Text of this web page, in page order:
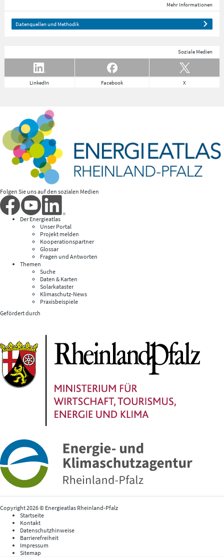
Mehr Informationen
Datenquellen und Methodik
Soziale Medien
LinkedIn Facebook X
Folgen Sie uns auf den sozialen Medien
Der Energieatlas
Unser Portal
Projekt melden
Kooperationspartner
Glossar
Fragen und Antworten
Themen
Suche
Daten & Karten
Solarkataster
Klimaschutz-News
Praxisbeispiele
Gefördert durch
Copyright 2026 © Energieatlas Rheinland-Pfalz
Startseite
Kontakt
Datenschutzhinweise
Barrierefreiheit
Impressum
Sitemap